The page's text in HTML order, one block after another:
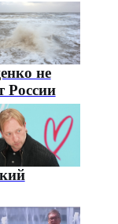
не
России